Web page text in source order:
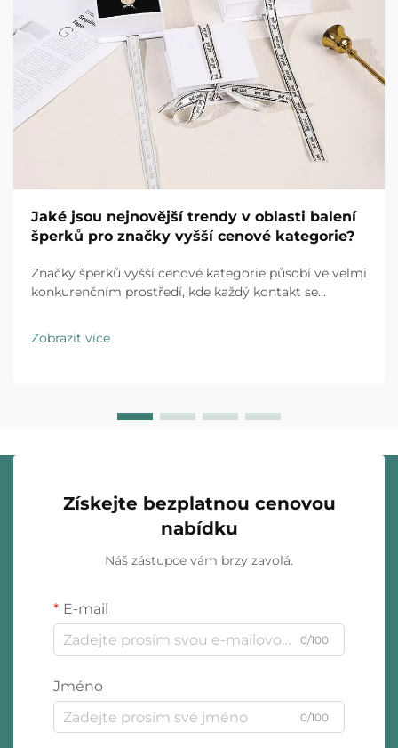
Jaké jsou nejnovější trendy v oblasti balení
šperků pro značky vyšší cenové kategorie?
Značky šperků vyšší cenové kategorie působí ve velmi
konkurenčním prostředí, kde každý kontakt se
rozbalení se vyvinul z jednoduché ochranné opatření
na strategický prvek, který značku odlišuje a ovlivňuje
Zobrazit více
Získejte bezplatnou cenovou
nabídku
Náš zástupce vám brzy zavolá.
E-mail
0/100
Jméno
0/100